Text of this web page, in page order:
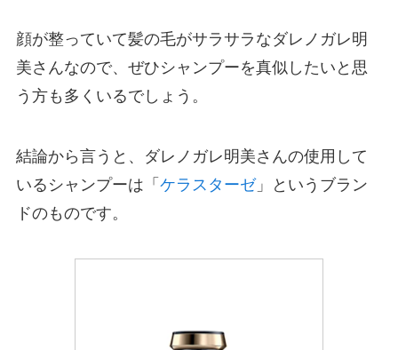
顔が整っていて髪の毛がサラサラなダレノガレ明
美さんなので、ぜひシャンプーを真似したいと思
う方も多くいるでしょう。
結論から言うと、ダレノガレ明美さんの使用して
いるシャンプーは「 ケラスターゼ」というブラン
ドのものです。